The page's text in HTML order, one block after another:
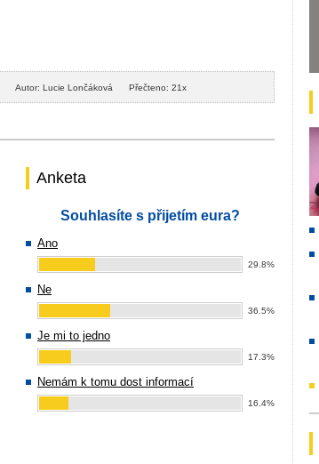
Autor: Lucie Lončáková Přečteno: 21x
Anketa
Souhlasíte s přijetím eura?
Ano
29.8%
Ne
36.5%
Je mi to jedno
17.3%
Nemám k tomu dost informací
16.4%